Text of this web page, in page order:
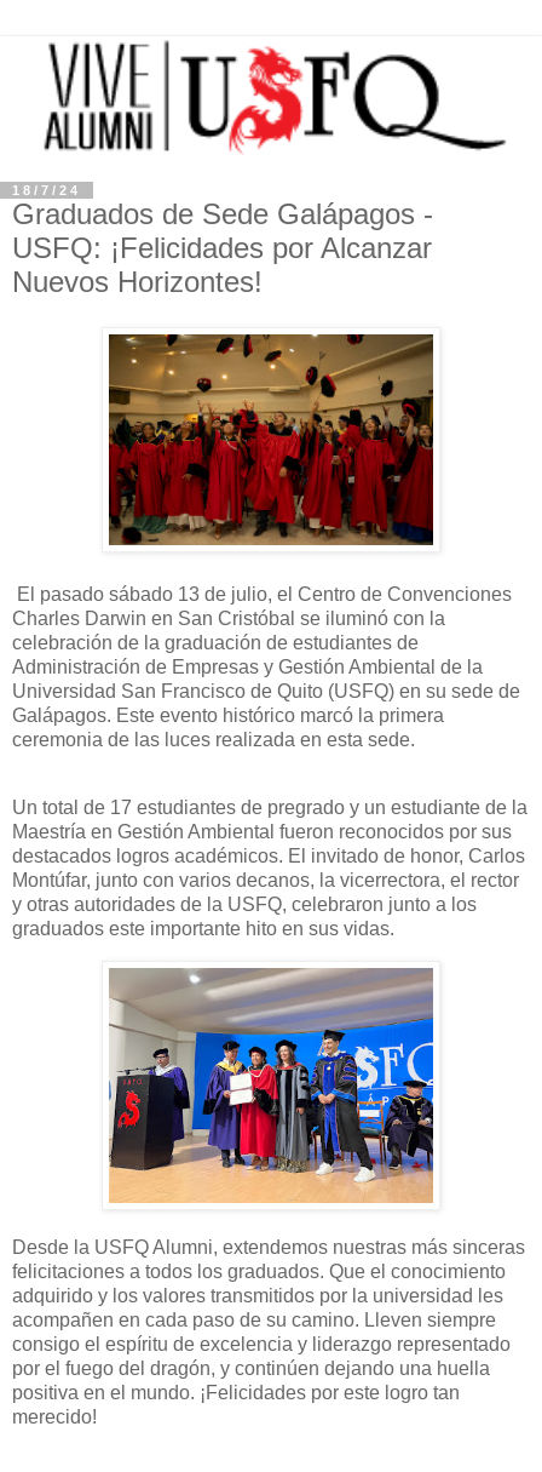
18/7/24
Graduados de Sede Galápagos -
USFQ: ¡Felicidades por Alcanzar
Nuevos Horizontes!
El pasado sábado 13 de julio, el Centro de Convenciones
Charles Darwin en San Cristóbal se iluminó con la
celebración de la graduación de estudiantes de
Administración de Empresas y Gestión Ambiental de la
Universidad San Francisco de Quito (USFQ) en su sede de
Galápagos. Este evento histórico marcó la primera
ceremonia de las luces realizada en esta sede.
Un total de 17 estudiantes de pregrado y un estudiante de la
Maestría en Gestión Ambiental fueron reconocidos por sus
destacados logros académicos. El invitado de honor, Carlos
Montúfar, junto con varios decanos, la vicerrectora, el rector
y otras autoridades de la USFQ, celebraron junto a los
graduados este importante hito en sus vidas.
Desde la USFQ Alumni, extendemos nuestras más sinceras
felicitaciones a todos los graduados. Que el conocimiento
adquirido y los valores transmitidos por la universidad les
acompañen en cada paso de su camino. Lleven siempre
consigo el espíritu de excelencia y liderazgo representado
por el fuego del dragón, y continúen dejando una huella
positiva en el mundo. ¡Felicidades por este logro tan
merecido!